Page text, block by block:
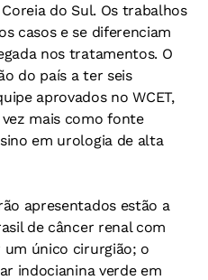
do Sul. Os trabalhos
casos e se diferenciam
nos tratamentos. O
do país a ter seis
aprovados no WCET,
mais como fonte
em urologia de alta
apresentados estão a
de câncer renal com
um único cirurgião; o
indocianina verde em